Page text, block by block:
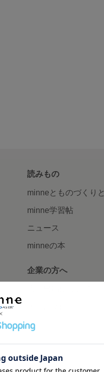
読みもの
minneとものづくりと
minne学習帖
ニュース
minneの本
企業の方へ
情報 メディアキット